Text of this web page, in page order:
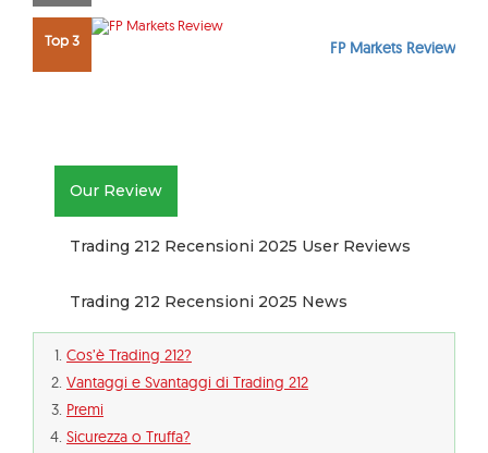
Top 3 FP Markets Review
Our Review
Trading 212 Recensioni 2025 User Reviews
Trading 212 Recensioni 2025 News
Cos’è Trading 212?
Vantaggi e Svantaggi di Trading 212
Premi
Sicurezza o Truffa?